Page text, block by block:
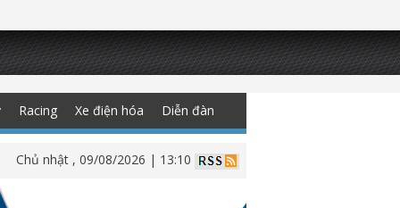
Racing Xe điện hóa Diễn đàn
Chủ nhật , 09/08/2026 | 13:10